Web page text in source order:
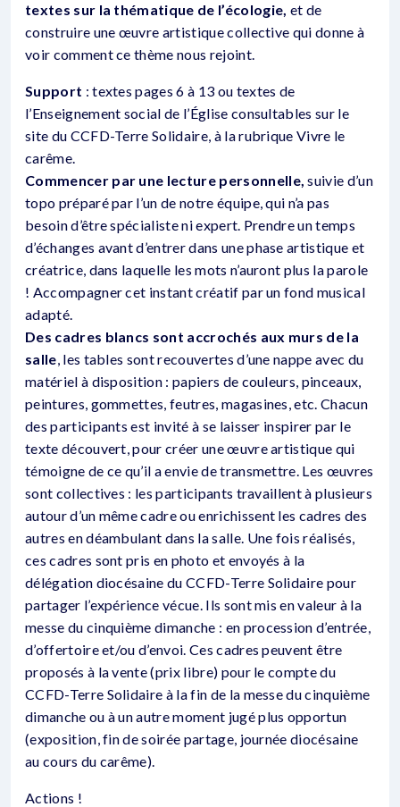
textes sur la thématique de l’écologie, et de
construire une œuvre artistique collective qui donne à
voir comment ce thème nous rejoint.
Support : textes pages 6 à 13 ou textes de
l’Enseignement social de l’Église consultables sur le
site du CCFD-Terre Solidaire, à la rubrique Vivre le
carême.
Commencer par une lecture personnelle, suivie d’un
topo préparé par l’un de notre équipe, qui n’a pas
besoin d’être spécialiste ni expert. Prendre un temps
d’échanges avant d’entrer dans une phase artistique et
créatrice, dans laquelle les mots n’auront plus la parole
! Accompagner cet instant créatif par un fond musical
adapté.
Des cadres blancs sont accrochés aux murs de la
salle, les tables sont recouvertes d’une nappe avec du
matériel à disposition : papiers de couleurs, pinceaux,
peintures, gommettes, feutres, magasines, etc. Chacun
des participants est invité à se laisser inspirer par le
texte découvert, pour créer une œuvre artistique qui
témoigne de ce qu’il a envie de transmettre. Les œuvres
sont collectives : les participants travaillent à plusieurs
autour d’un même cadre ou enrichissent les cadres des
autres en déambulant dans la salle. Une fois réalisés,
ces cadres sont pris en photo et envoyés à la
délégation diocésaine du CCFD-Terre Solidaire pour
partager l’expérience vécue. Ils sont mis en valeur à la
messe du cinquième dimanche : en procession d’entrée,
d’offertoire et/ou d’envoi. Ces cadres peuvent être
proposés à la vente (prix libre) pour le compte du
CCFD-Terre Solidaire à la fin de la messe du cinquième
dimanche ou à un autre moment jugé plus opportun
(exposition, fin de soirée partage, journée diocésaine
au cours du carême).
Actions !